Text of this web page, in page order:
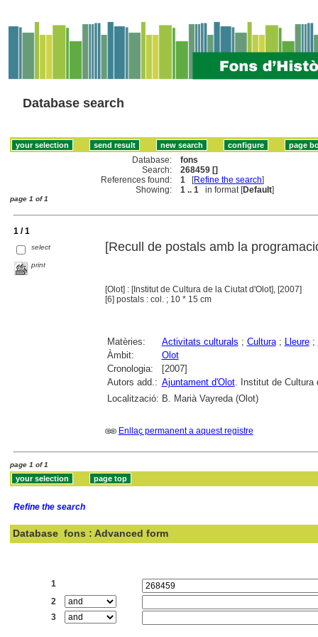
Database search
Database:
fons
Search:
268459 []
References found:
1 [Refine the search]
Showing:
1 .. 1 in format [Default]
page 1 of 1
1 / 1
select
print
[Recull de postals amb la
[Olot] : [Institut de Cultura de la Ciutat d'Olot], [2007]
[6] postals : col. ; 10 * 15 cm
Matèries: Activitats culturals ; Cultura; Lleure;
Àmbit:
Olot
Cronologia:
[2007]
Autors add.: Ajuntament d'Olot. Institut de Cultura
Localització: B. Marià Vayreda (Olot)
Enllaç permanent a aquest registre
page 1 of 1
Refine the search
Database fons : Advanced form
1
2
3